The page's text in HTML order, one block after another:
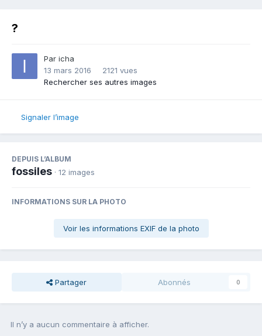
?
Par icha
13 mars 2016
2121 vues
Rechercher ses autres images
Signaler l’image
DEPUIS L’ALBUM
fossiles · 12 images
INFORMATIONS SUR LA PHOTO
Voir les informations EXIF de la photo
Partager Abonnés 0
Il n’y a aucun commentaire à afficher.